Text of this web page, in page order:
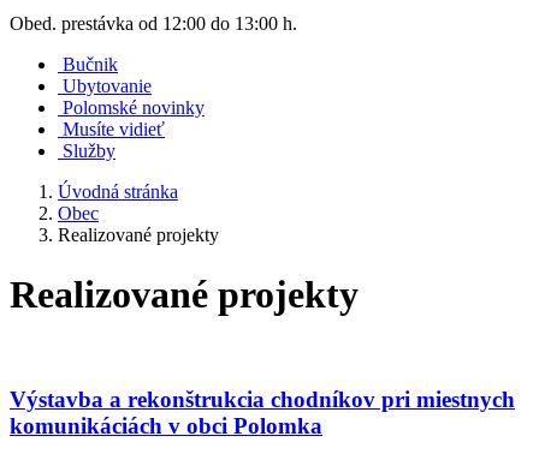
Obed. prestávka od 12:00 do 13:00 h.
Bučnik
Ubytovanie
Polomské novinky
Musíte vidieť
Služby
Úvodná stránka
Obec
Realizované projekty
Realizované projekty
Výstavba a rekonštrukcia chodníkov pri miestnych
komunikáciách v obci Polomka